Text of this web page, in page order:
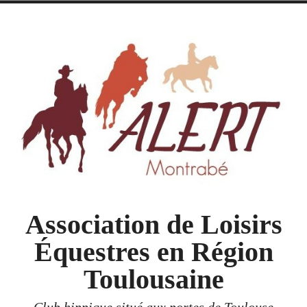
Association de Loisirs
Équestres en Région
Toulousaine